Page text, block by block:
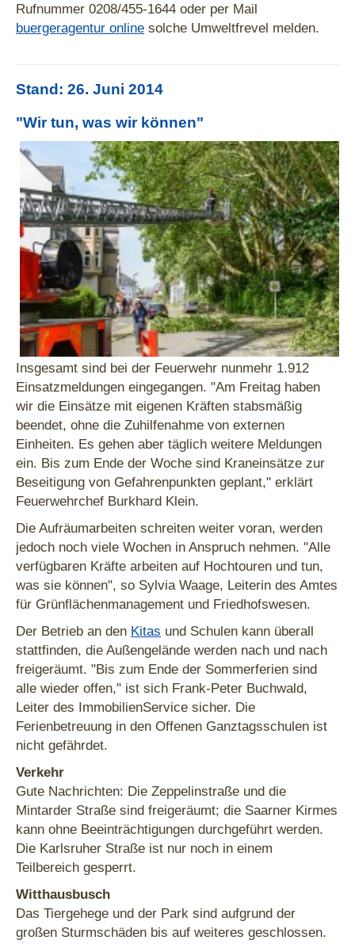
Rufnummer 0208/455-1644 oder per Mail
buergeragentur online solche Umweltfrevel melden.
Stand: 26. Juni 2014
"Wir tun, was wir können"
Insgesamt sind bei der Feuerwehr nunmehr 1.912
Einsatzmeldungen eingegangen. "Am Freitag haben
wir die Einsätze mit eigenen Kräften stabsmäßig
beendet, ohne die Zuhilfenahme von externen
Einheiten. Es gehen aber täglich weitere Meldungen
ein. Bis zum Ende der Woche sind Kraneinsätze zur
Beseitigung von Gefahrenpunkten geplant," erklärt
Feuerwehrchef Burkhard Klein.
Die Aufräumarbeiten schreiten weiter voran, werden
jedoch noch viele Wochen in Anspruch nehmen. "Alle
verfügbaren Kräfte arbeiten auf Hochtouren und tun,
was sie können", so Sylvia Waage, Leiterin des Amtes
für Grünflächenmanagement und Friedhofswesen.
Der Betrieb an den Kitas und Schulen kann überall
stattfinden, die Außengelände werden nach und nach
freigeräumt. "Bis zum Ende der Sommerferien sind
alle wieder offen," ist sich Frank-Peter Buchwald,
Leiter des ImmobilienService sicher. Die
Ferienbetreuung in den Offenen Ganztagsschulen ist
nicht gefährdet.
Verkehr
Gute Nachrichten: Die Zeppelinstraße und die
Mintarder Straße sind freigeräumt; die Saarner Kirmes
kann ohne Beeinträchtigungen durchgeführt werden.
Die Karlsruher Straße ist nur noch in einem
Teilbereich gesperrt.
Witthausbusch
Das Tiergehege und der Park sind aufgrund der
großen Sturmschäden bis auf weiteres geschlossen.